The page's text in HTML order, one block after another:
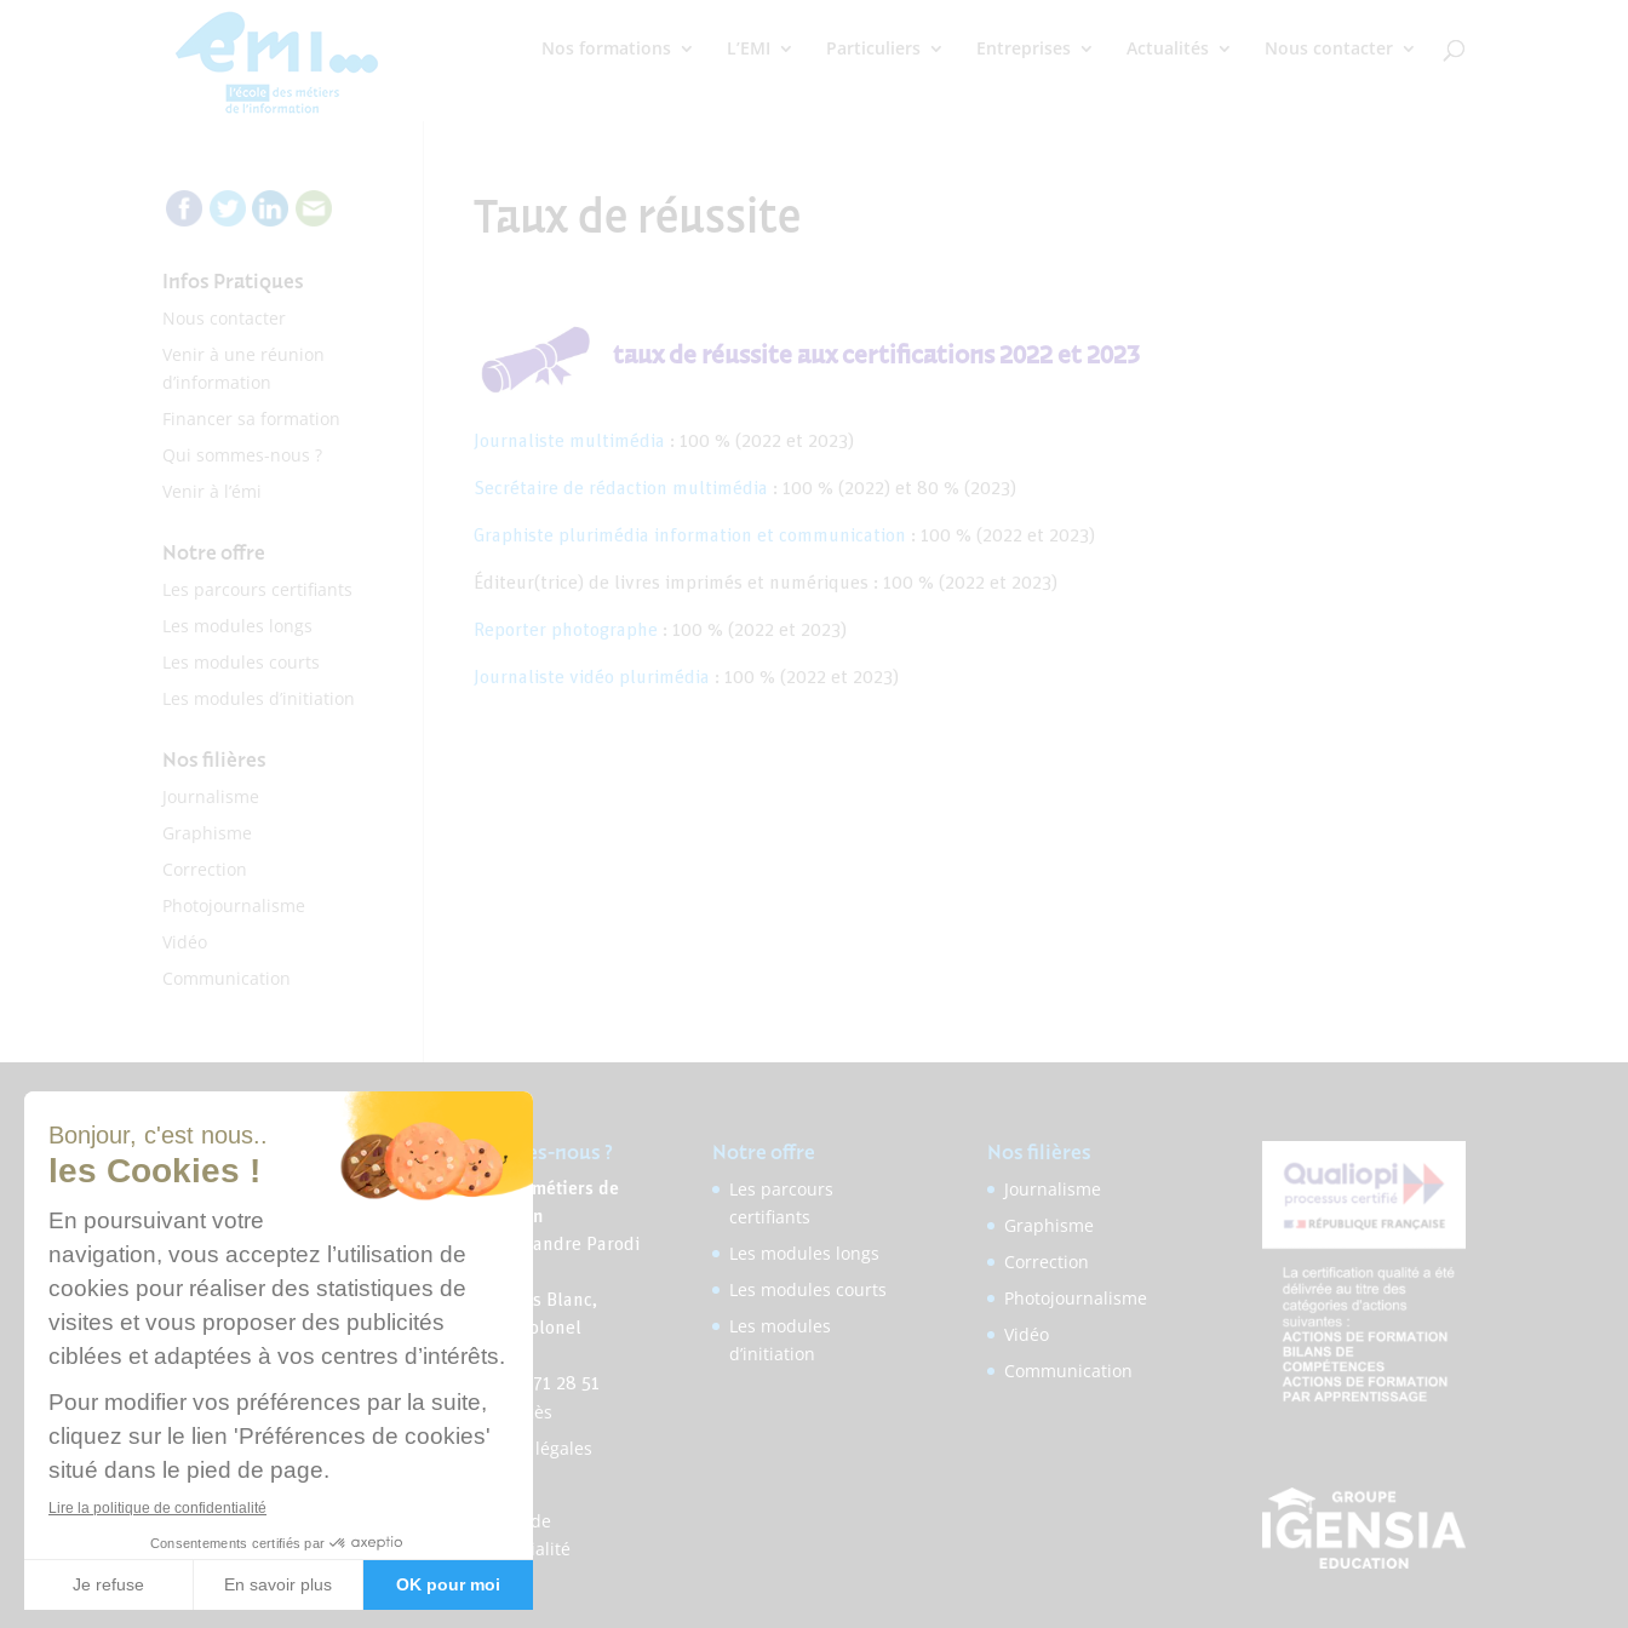
Nos formations L’EMI Particuliers Entreprises Actualités Nous contacter
Taux de réussite
taux de réussite aux certifications 2022 et 2023
Journaliste multimédia : 100 % (2022 et 2023)
Secrétaire de rédaction multimédia : 100 % (2022) et 80 % (2023)
Graphiste plurimédia information et communication : 100 % (2022 et 2023)
Éditeur(trice) de livres imprimés et numériques : 100 % (2022 et 2023)
Reporter photographe : 100 % (2022 et 2023)
Journaliste vidéo plurimédia : 100 % (2022 et 2023)
Infos Pratiques
Nous contacter
Venir à une réunion
d’information
Financer sa formation
Qui sommes-nous ?
Venir à l’émi
Notre offre
Les parcours certifiants
Les modules longs
Les modules courts
Les modules d’initiation
Nos filières
Journalisme
Graphisme
Correction
Photojournalisme
Vidéo
Communication
Qui sommes-nous ?
Nous contacter
Venir à une réunion
d’information
Financer sa formation
Qui sommes-nous ?
Venir à l’émi
Où sommes-nous ?
L’école des métiers de
l’information
12, rue Alexandre Parodi
(Métro Louis Blanc,
Jaurès ou Colonel
Fabien)
Tél. : 01 89 71 28 51
Plan d’accès
Mentions légales
Politique de
confidentialité
Notre offre
Les parcours
certifiants
Les modules longs
Les modules courts
Les modules
d’initiation
Nos filières
Journalisme
Graphisme
Correction
Photojournalisme
Vidéo
Communication